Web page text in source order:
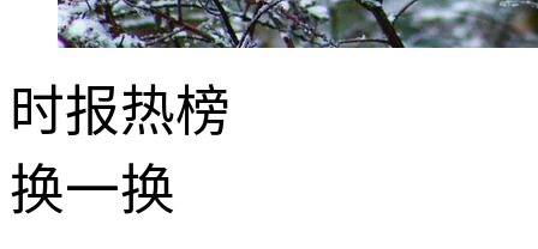
时报热榜
换一换